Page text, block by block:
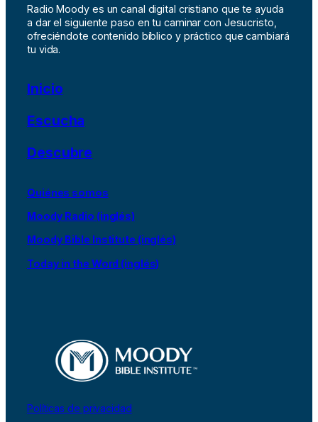
Radio Moody es un canal digital cristiano que te ayuda
a dar el siguiente paso en tu caminar con Jesucristo,
ofreciéndote contenido bíblico y práctico que cambiará
tu vida.
Inicio
Escucha
Descubre
Quiénes somos
Moody Radio (inglés)
Moody Bible Institute (inglés)
Today in the Word (inglés)
Políticas de privacidad